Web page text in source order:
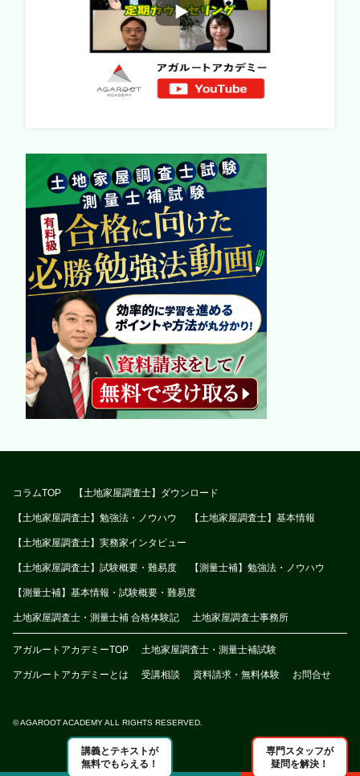
コラムTOP 【土地家屋調査士】ダウンロード
【土地家屋調査士】勉強法・ノウハウ 【土地家屋調査士】基本情報
【土地家屋調査士】実務家インタビュー
【土地家屋調査士】試験概要・難易度 【測量士補】勉強法・ノウハウ
【測量士補】基本情報・試験概要・難易度
土地家屋調査士・測量士補 合格体験記 土地家屋調査士事務所
アガルートアカデミーTOP 土地家屋調査士・測量士補試験
アガルートアカデミーとは 受講相談 資料請求・無料体験 お問合せ
© AGAROOT ACADEMY ALL RIGHTS RESERVED.
講義とテキストが
無料でもらえる！
専門スタッフが
疑問を解決！